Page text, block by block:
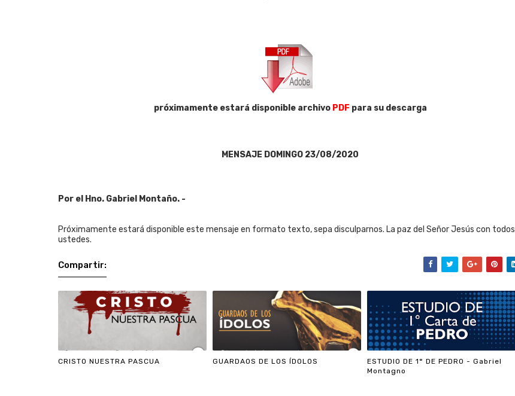
próximamente estará disponible archivo PDF para su descarga
MENSAJE DOMINGO 23/08/2020
Por el Hno. Gabriel Montaño. -
Próximamente estará disponible este mensaje en formato texto, sepa disculparnos. La paz del Señor Jesús con todos
ustedes.
Compartir:
CRISTO NUESTRA PASCUA GUARDAOS DE LOS ÍDOLOS
ESTUDIO DE 1° DE PEDRO - Gabriel
Montagno